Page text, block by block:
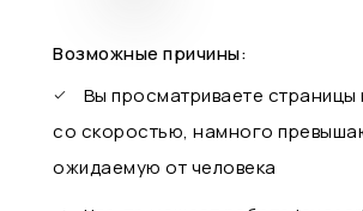
Возможные причины:
Вы просматриваете страницы
со скоростью, намного
ожидаемую от человека